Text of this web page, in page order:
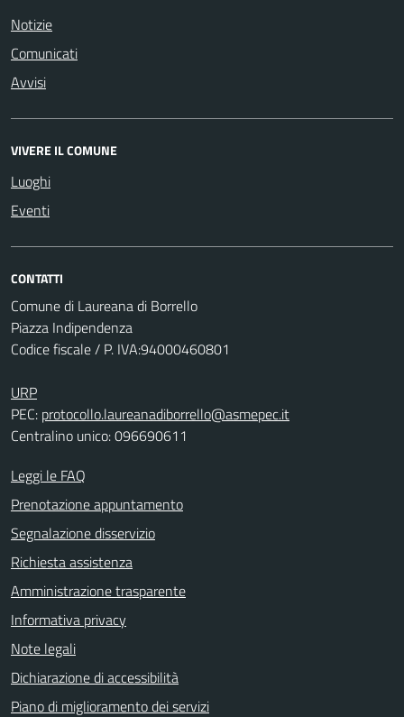
Notizie
Comunicati
Avvisi
VIVERE IL COMUNE
Luoghi
Eventi
CONTATTI
Comune di Laureana di Borrello
Piazza Indipendenza
Codice fiscale / P. IVA:94000460801
URP
PEC: protocollo.laureanadiborrello@asmepec.it
Centralino unico: 096690611
Leggi le FAQ
Prenotazione appuntamento
Segnalazione disservizio
Richiesta assistenza
Amministrazione trasparente
Informativa privacy
Note legali
Dichiarazione di accessibilità
Piano di miglioramento dei servizi